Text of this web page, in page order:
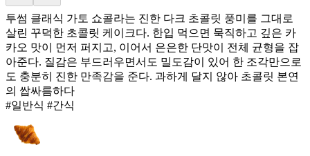
투썸 클래식 가토 쇼콜라는 진한 다크 초콜릿 풍미를 그대로
살린 꾸덕한 초콜릿 케이크다. 한입 먹으면 묵직하고 깊은 카
카오 맛이 먼저 퍼지고, 이어서 은은한 단맛이 전체 균형을 잡
아준다. 질감은 부드러우면서도 밀도감이 있어 한 조각만으로
도 충분히 진한 만족감을 준다. 과하게 달지 않아 초콜릿 본연
의 쌉싸름하다
#일반식 #간식